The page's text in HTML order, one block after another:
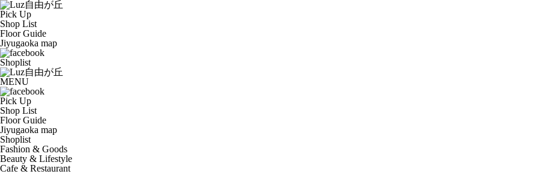
Pick Up
Shop List
Floor Guide
Jiyugaoka map
Shoplist
MENU
Pick Up
Shop List
Floor Guide
Jiyugaoka map
Shoplist
Fashion & Goods
Beauty & Lifestyle
Cafe & Restaurant